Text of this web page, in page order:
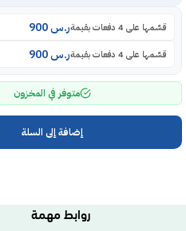
قسّمها على 4 دفعات بقيمة ر.س
قسّمها على 4 دفعات بقيمة ر.س
متوفر في المخزون
إضافة إلى السلة
روابط مهمة